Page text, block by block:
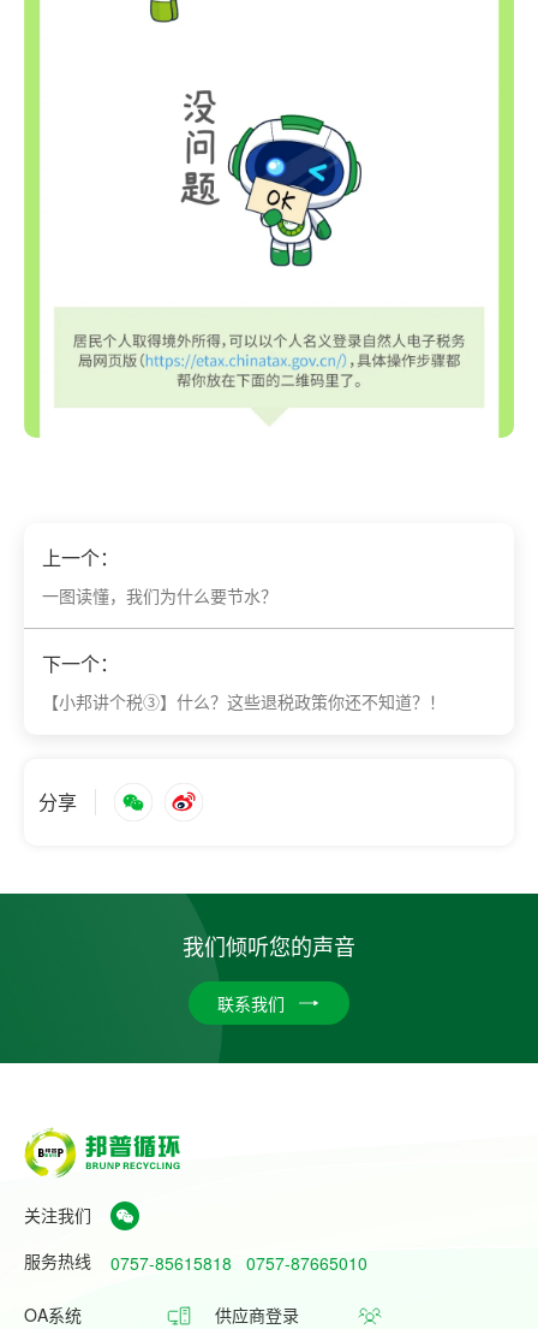
上一个：
一图读懂，我们为什么要节水？
下一个：
【小邦讲个税③】什么？这些退税政策你还不知道？！
分享
我们倾听您的声音
联系我们
关注我们
服务热线
0757-85615818 0757-87665010
OA系统 供应商登录